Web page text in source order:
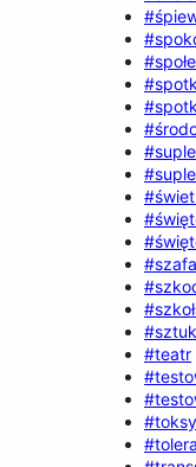
#szafa
#teatr